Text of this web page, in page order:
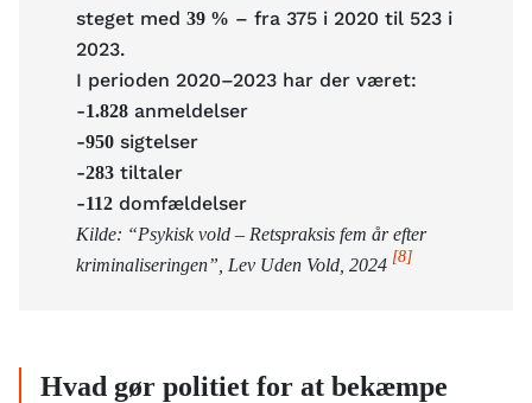
steget med 39 % – fra 375 i 2020 til 523 i
2023.
I perioden 2020–2023 har der været:
-1.828 anmeldelser
-950 sigtelser
-283 tiltaler
-112 domfældelser
Kilde: “Psykisk vold – Retspraksis fem år efter
kriminaliseringen”, Lev Uden Vold, 2024 [8]
Hvad gør politiet for at bekæmpe